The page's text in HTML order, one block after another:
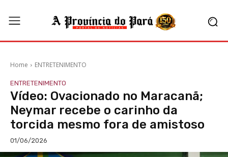
Home ENTRETENIMENTO
ENTRETENIMENTO
Vídeo: Ovacionado no Maracanã;
Neymar recebe o carinho da
torcida mesmo fora de amistoso
01/06/2026